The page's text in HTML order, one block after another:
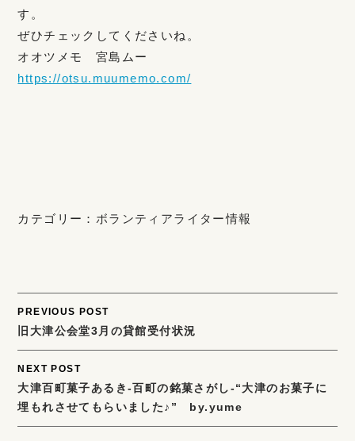
す。
ぜひチェックしてくださいね。
オオツメモ 宮島ムー
https://otsu.muumemo.com/
カテゴリー： ボランティアライター情報
Post
navigation
PREVIOUS POST
旧大津公会堂3月の貸館受付状況
NEXT POST
大津百町菓子あるき-百町の銘菓さがし-“大津のお菓子に
埋もれさせてもらいました♪” by.yume